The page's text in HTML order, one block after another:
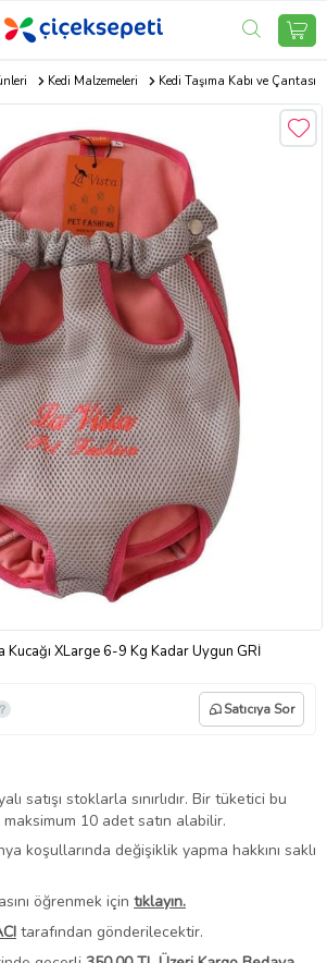
Kedi Malzemeleri Kedi Taşıma Kabı ve Çantası
Kucağı XLarge 6-9 Kg Kadar Uygun GRİ
Satıcıya Sor
satışı stoklarla sınırlıdır. Bir tüketici bu
10 adet satın alabilir.
koşullarında değişiklik yapma hakkını saklı
öğrenmek için tıklayın.
tarafından gönderilecektir.